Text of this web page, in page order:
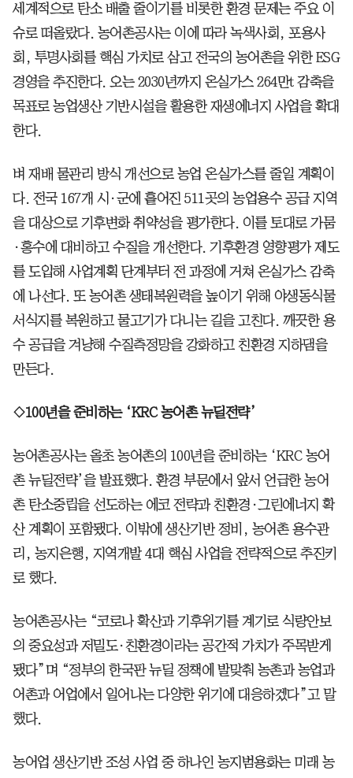
세계적으로 탄소 배출 줄이기를 비롯한 환경 문제는 주요 이
슈로 떠올랐다. 농어촌공사는 이에 따라 녹색사회, 포용사
회, 투명사회를 핵심 가치로 삼고 전국의 농어촌을 위한 ESG
경영을 추진한다. 오는 2030년까지 온실가스 264만t 감축을
목표로 농업생산 기반시설을 활용한 재생에너지 사업을 확대
한다.
벼 재배 물관리 방식 개선으로 농업 온실가스를 줄일 계획이
다. 전국 167개 시·군에 흩어진 511곳의 농업용수 공급 지역
을 대상으로 기후변화 취약성을 평가한다. 이를 토대로 가뭄
·홍수에 대비하고 수질을 개선한다. 기후환경 영향평가 제도
를 도입해 사업계획 단계부터 전 과정에 거쳐 온실가스 감축
에 나선다. 또 농어촌 생태복원력을 높이기 위해 야생동식물
서식지를 복원하고 물고기가 다니는 길을 고친다. 깨끗한 용
수 공급을 겨냥해 수질측정망을 강화하고 친환경 지하댐을
만든다.
◇100년을 준비하는 ‘KRC 농어촌 뉴딜전략’
농어촌공사는 올초 농어촌의 100년을 준비하는 ‘KRC 농어
촌 뉴딜전략’을 발표했다. 환경 부문에서 앞서 언급한 농어
촌 탄소중립을 선도하는 에코 전략과 친환경·그린에너지 확
산 계획이 포함됐다. 이밖에 생산기반 정비, 농어촌 용수관
리, 농지은행, 지역개발 4대 핵심 사업을 전략적으로 추진키
로 했다.
농어촌공사는 “코로나 확산과 기후위기를 계기로 식량안보
의 중요성과 저밀도·친환경이라는 공간적 가치가 주목받게
됐다”며 “정부의 한국판 뉴딜 정책에 발맞춰 농촌과 농업과
어촌과 어업에서 일어나는 다양한 위기에 대응하겠다”고 말
했다.
농어업 생산기반 조성 사업 중 하나인 농지범용화는 미래 농